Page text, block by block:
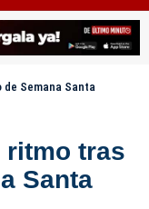
Semana Santa
ritmo tras
Santa